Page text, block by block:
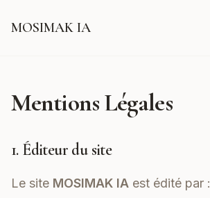
MOSIMAK IA
Mentions Légales
1. Éditeur du site
Le site MOSIMAK IA est édité par :